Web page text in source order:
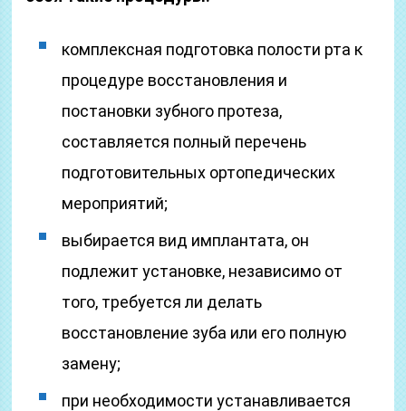
комплексная подготовка полости рта к
процедуре восстановления и
постановки зубного протеза,
составляется полный перечень
подготовительных ортопедических
мероприятий;
выбирается вид имплантата, он
подлежит установке, независимо от
того, требуется ли делать
восстановление зуба или его полную
замену;
при необходимости устанавливается